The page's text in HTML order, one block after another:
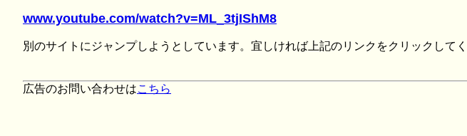
www.youtube.com/watch?v=ML_3tjIShM8
別のサイトにジャンプしようとしています。宜しければ上記のリンクをクリックして
広告のお問い合わせはこちら